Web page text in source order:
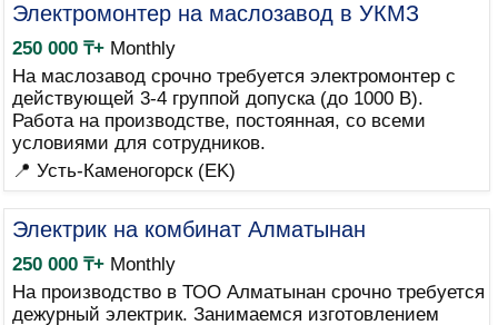
Электромонтер на маслозавод в УКМЗ
250 000 ₸+Monthly
На маслозавод срочно требуется электромонтер с
действующей 3-4 группой допуска (до 1000 В).
Работа на производстве, постоянная, со всеми
условиями для сотрудников.
📍 Усть-Каменогорск (EK)
Электрик на комбинат Алматынан
250 000 ₸+Monthly
На производство в ТОО Алматынан срочно требуется
дежурный электрик. Занимаемся изготовлением